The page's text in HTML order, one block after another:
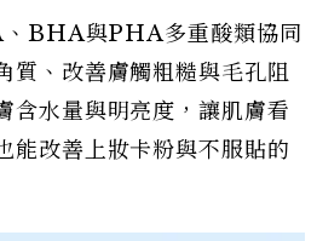
BHA與PHA多重酸類協同
質、改善膚觸粗糙與毛孔阻
含水量與明亮度，讓肌膚看
能改善上妝卡粉與不服貼的